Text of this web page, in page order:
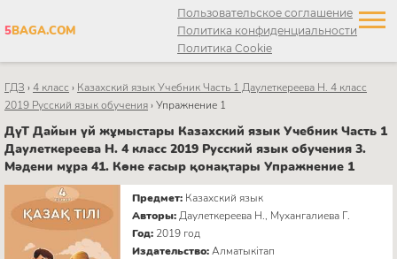
5BAGA.COM
Пользовательское соглашение
Политика конфиденциальности
Политика Cookie
ГДЗ ›4 класс › Казахский язык Учебник Часть 1 Даулеткереева Н. 4 класс
2019 Русский язык обучения›Упражнение 1
ДүТ Дайын үй жұмыстары Казахский язык Учебник Часть 1
Даулеткереева Н. 4 класс 2019 Русский язык обучения 3.
Мәдени мұра 41. Көне ғасыр қонақтары Упражнение 1
Предмет: Казахский язык
Авторы:Даулеткереева Н., Мухангалиева Г.
Год: 2019 год
Издательство:Алматыкітап